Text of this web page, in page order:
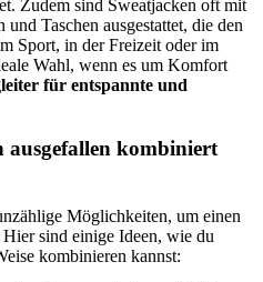
Zudem sind Sweatjacken oft mit
Taschen ausgestattet, die den
Sport, in der Freizeit oder im
Wahl, wenn es um Komfort
für entspannte und
ausgefallen kombiniert
Möglichkeiten, um einen
sind einige Ideen, wie du
kombinieren kannst: